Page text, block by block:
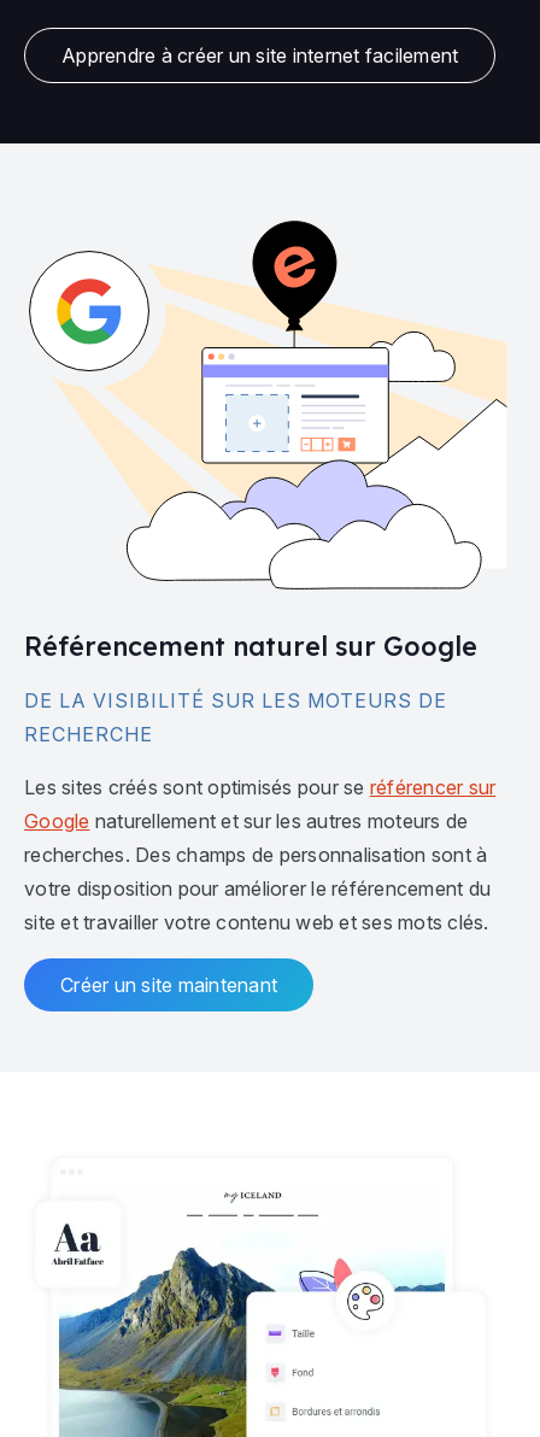
Apprendre à créer un site internet facilement
Référencement naturel sur Google
DE LA VISIBILITÉ SUR LES MOTEURS DE
RECHERCHE
Les sites créés sont optimisés pour se référencer sur
Google naturellement et sur les autres moteurs de
recherches. Des champs de personnalisation sont à
votre disposition pour améliorer le référencement du
site et travailler votre contenu web et ses mots clés.
Créer un site maintenant